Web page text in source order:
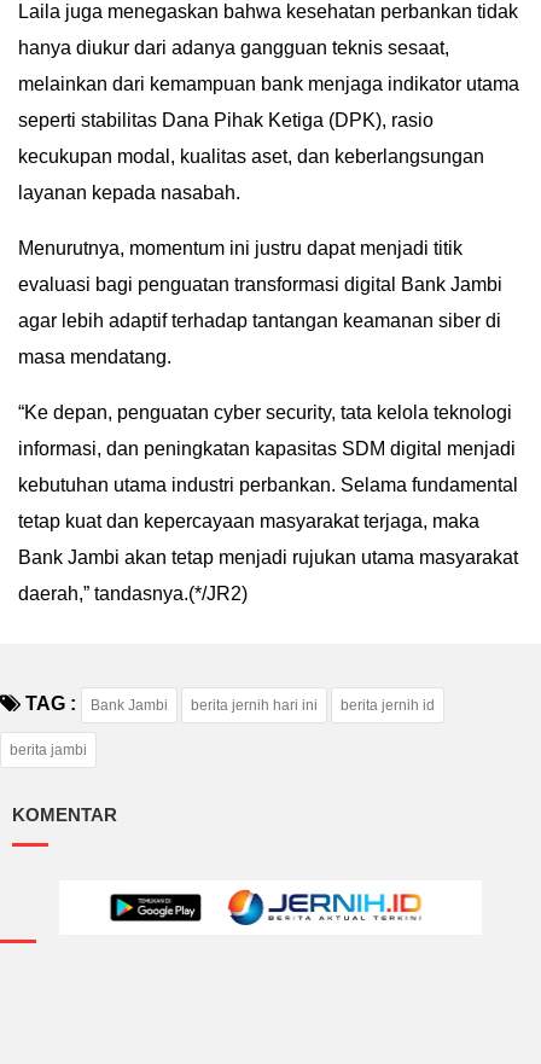
Laila juga menegaskan bahwa kesehatan perbankan tidak
hanya diukur dari adanya gangguan teknis sesaat,
melainkan dari kemampuan bank menjaga indikator utama
seperti stabilitas Dana Pihak Ketiga (DPK), rasio
kecukupan modal, kualitas aset, dan keberlangsungan
layanan kepada nasabah.
Menurutnya, momentum ini justru dapat menjadi titik
evaluasi bagi penguatan transformasi digital Bank Jambi
agar lebih adaptif terhadap tantangan keamanan siber di
masa mendatang.
“Ke depan, penguatan cyber security, tata kelola teknologi
informasi, dan peningkatan kapasitas SDM digital menjadi
kebutuhan utama industri perbankan. Selama fundamental
tetap kuat dan kepercayaan masyarakat terjaga, maka
Bank Jambi akan tetap menjadi rujukan utama masyarakat
daerah,” tandasnya.(*/JR2)
TAG : Bank Jambi berita jernih hari ini berita jernih id
berita jambi
KOMENTAR